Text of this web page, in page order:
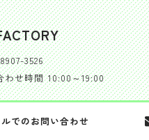
3526
わせ時間 10:00～19:00
でのお問い合わせ